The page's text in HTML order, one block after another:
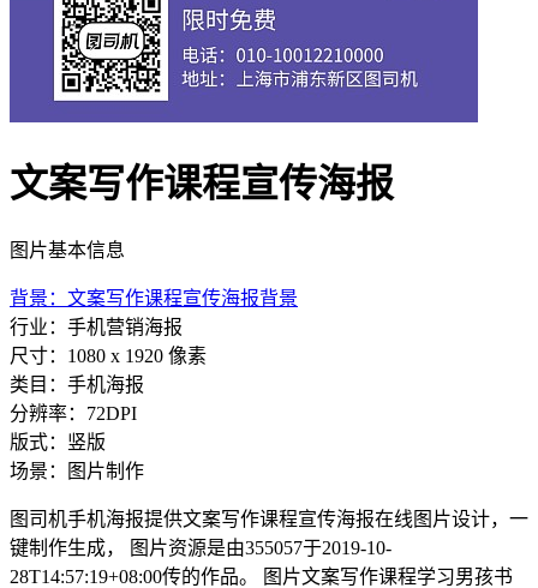
文案写作课程宣传海报
图片基本信息
背景：文案写作课程宣传海报背景
行业：手机营销海报
尺寸：1080 x 1920 像素
类目：手机海报
分辨率：72DPI
版式：竖版
场景：图片制作
图司机手机海报提供文案写作课程宣传海报在线图片设计，一
键制作生成， 图片资源是由355057于2019-10-
28T14:57:19+08:00传的作品。 图片文案写作课程学习男孩书